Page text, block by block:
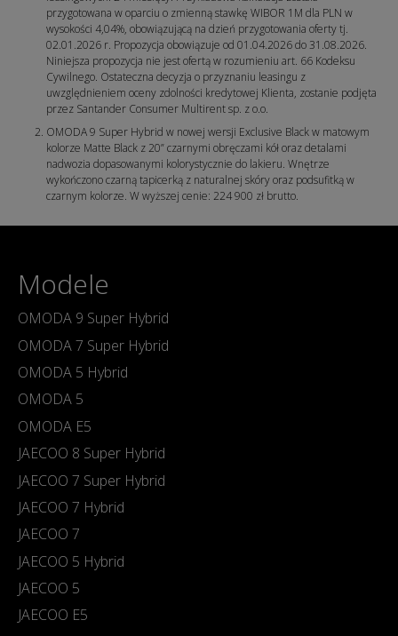
przygotowana w oparciu o zmienną stawkę WIBOR 1M dla PLN w
wysokości 4,04%, obowiązującą na dzień przygotowania oferty tj.
02.01.2026 r. Propozycja obowiązuje od 01.04.2026 do 31.08.2026.
Niniejsza propozycja nie jest ofertą w rozumieniu art. 66 Kodeksu
Cywilnego. Ostateczna decyzja o przyznaniu leasingu z
uwzględnieniem oceny zdolności kredytowej Klienta, zostanie podjęta
przez Santander Consumer Multirent sp. z o.o.
OMODA 9 Super Hybrid w nowej wersji Exclusive Black w matowym
kolorze Matte Black z 20” czarnymi obręczami kół oraz detalami
nadwozia dopasowanymi kolorystycznie do lakieru. Wnętrze
wykończono czarną tapicerką z naturalnej skóry oraz podsufitką w
czarnym kolorze. W wyższej cenie: 224 900 zł brutto.
Modele
OMODA 9 Super Hybrid
OMODA 7 Super Hybrid
OMODA 5 Hybrid
OMODA 5
OMODA E5
JAECOO 8 Super Hybrid
JAECOO 7 Super Hybrid
JAECOO 7 Hybrid
JAECOO 7
JAECOO 5 Hybrid
JAECOO 5
JAECOO E5